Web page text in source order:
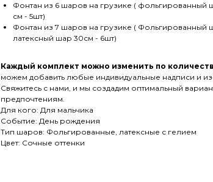
Фонтан из 6 шаров на грузике ( фольгированный
см - 5шт)
Фонтан из 7 шаров на грузике ( Фольгированный
латексный шар 30см - 6шт)
Каждый комплект можно изменить по
можем добавить любые индивидуальные надписи и
Свяжитесь с нами, и мы создадим оптимальный
предпочтениям.
Для кого: Для мальчика
Событие: День рождения
Тип шаров: Фольгированные, латексные с гелием
Цвет: Сочные оттенки